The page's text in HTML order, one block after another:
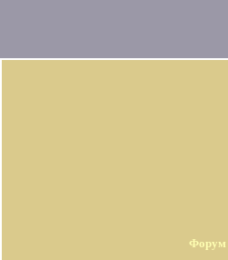
Форум